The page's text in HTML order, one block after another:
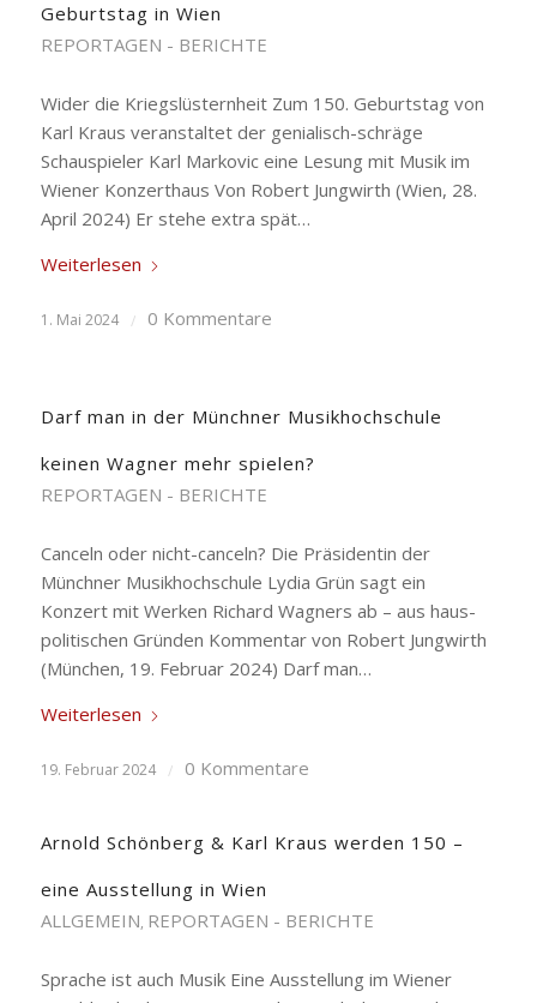
Geburtstag in Wien
REPORTAGEN - BERICHTE
Wider die Kriegslüsternheit Zum 150. Geburtstag von
Karl Kraus veranstaltet der genialisch-schräge
Schauspieler Karl Markovic eine Lesung mit Musik im
Wiener Konzerthaus Von Robert Jungwirth (Wien, 28.
April 2024) Er stehe extra spät…
Weiterlesen
1. Mai 2024 / 0 Kommentare
Darf man in der Münchner Musikhochschule
keinen Wagner mehr spielen?
REPORTAGEN - BERICHTE
Canceln oder nicht-canceln? Die Präsidentin der
Münchner Musikhochschule Lydia Grün sagt ein
Konzert mit Werken Richard Wagners ab – aus haus-
politischen Gründen Kommentar von Robert Jungwirth
(München, 19. Februar 2024) Darf man…
Weiterlesen
19. Februar 2024 / 0 Kommentare
Arnold Schönberg & Karl Kraus werden 150 –
eine Ausstellung in Wien
ALLGEMEIN, REPORTAGEN - BERICHTE
Sprache ist auch Musik Eine Ausstellung im Wiener